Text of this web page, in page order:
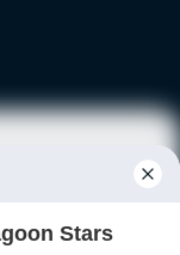
Daftar